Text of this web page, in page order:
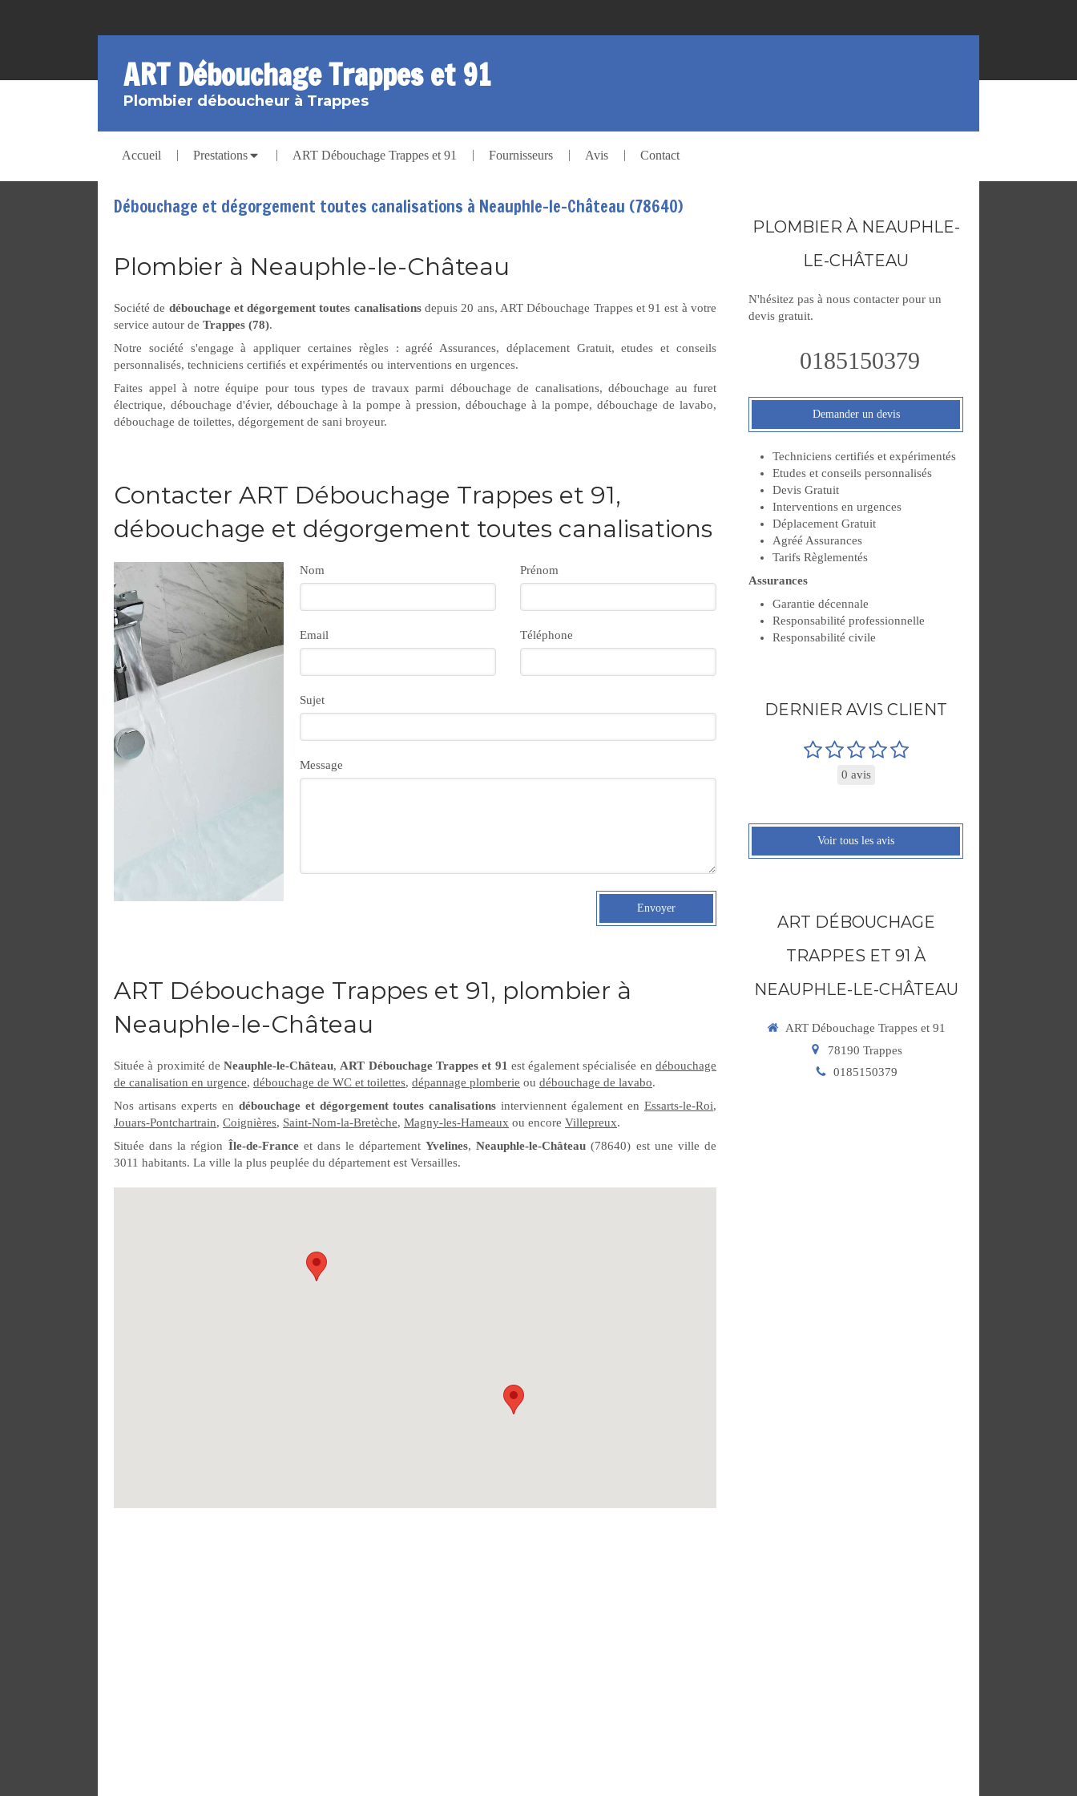
ART Débouchage Trappes et 91
Plombier déboucheur à Trappes
Accueil Prestations ART Débouchage Trappes et 91 Fournisseurs Avis Contact
Débouchage et dégorgement toutes canalisations à Neauphle-le-Château (78640)
Plombier à Neauphle-le-Château
Société de débouchage et dégorgement toutes canalisationsdepuis 20 ans, ART Débouchage Trappes et 91 est à votre
service autour de Trappes (78).
Notre société s'engage à appliquer certaines règles : agréé Assurances, déplacement Gratuit, etudes et conseils
personnalisés, techniciens certifiés et expérimentés ou interventions en urgences.
Faites appel à notre équipe pour tous types de travaux parmi débouchage de canalisations, débouchage au furet
électrique, débouchage d'évier, débouchage à la pompe à pression, débouchage à la pompe, débouchage de lavabo,
débouchage de toilettes, dégorgement de sani broyeur.
Contacter ART Débouchage Trappes et 91,
débouchage et dégorgement toutes canalisations
Nom Prénom
Email Téléphone
Sujet
Message
Envoyer
ART Débouchage Trappes et 91, plombier à
Neauphle-le-Château
Située à proximité deNeauphle-le-Château, ART Débouchage Trappes et 91 est également spécialisée endébouchage
de canalisation en urgence, débouchage de WC et toilettes, dépannage plomberie ou débouchage de lavabo.
Nos artisans experts en débouchage et dégorgement toutes canalisations interviennent également enEssarts-le-Roi,
Jouars-Pontchartrain, Coignières, Saint-Nom-la-Bretèche, Magny-les-Hameaux ou encore Villepreux.
Située dans la région Île-de-Franceet dans le départementYvelines,Neauphle-le-Château (78640) est une ville de
3011 habitants. La ville la plus peuplée du département est Versailles.
PLOMBIER À NEAUPHLE-
LE-CHÂTEAU
N'hésitez pas à nous contacter pour un
devis gratuit.
0185150379
Demander un devis
Techniciens certifiés et expérimentés
Etudes et conseils personnalisés
Devis Gratuit
Interventions en urgences
Déplacement Gratuit
Agréé Assurances
Tarifs Règlementés
Assurances
Garantie décennale
Responsabilité professionnelle
Responsabilité civile
DERNIER AVIS CLIENT
0 avis
Voir tous les avis
ART DÉBOUCHAGE
TRAPPES ET 91 À
NEAUPHLE-LE-CHÂTEAU
ART Débouchage Trappes et 91
78190 Trappes
0185150379